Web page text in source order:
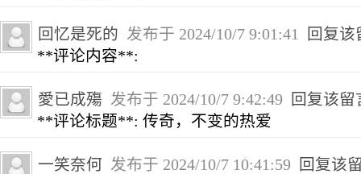
回忆是死的 发布于 2024/10/7 9:01:41
回复该
**评论内容**:
愛已成殤 发布于 2024/10/7 9:42:49
回复该留
**评论标题**: 传奇，不变的热爱
一笑奈何 发布于 2024/10/7 10:41:59
回复该